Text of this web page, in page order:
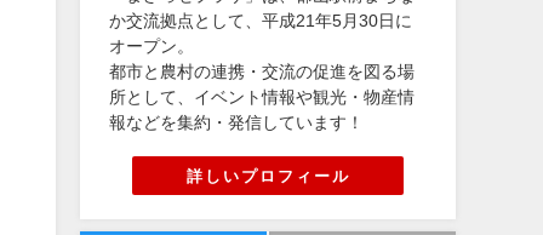
か交流拠点として、平成21年5月30日に
オープン。
都市と農村の連携・交流の促進を図る場
所として、イベント情報や観光・物産情
報などを集約・発信しています！
詳しいプロフィール